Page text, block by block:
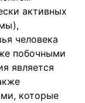
активных
человека
побочными
является
которые